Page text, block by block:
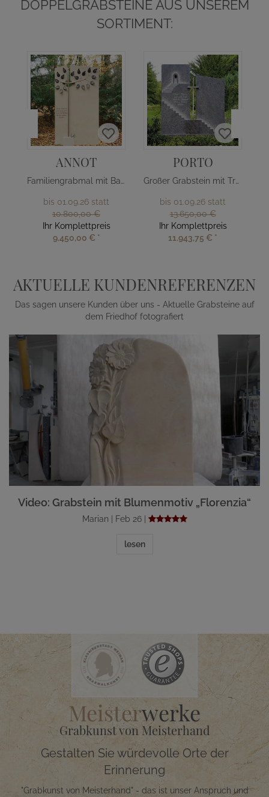
DOPPELGRABSTEINE AUS UNSEREM
SORTIMENT:
ANNOT
Familiengrabmal mit Baum Design
bis 01.09.26 statt
10.800,00 €
Ihr Komplettpreis
9.450,00 € *
PORTO
Großer Grabstein mit Treppe & Kreuz
bis 01.09.26 statt
13.650,00 €
Ihr Komplettpreis
11.943,75 € *
AKTUELLE KUNDENREFERENZEN
Das sagen unsere Kunden über uns - Aktuelle Grabsteine auf
dem Friedhof fotografiert
Video: Grabstein mit Blumenmotiv „Florenzia“
Marian | Feb 26 |
lesen
Meisterwerke
Grabkunst von Meisterhand
Gestalten Sie würdevolle Orte der
Erinnerung
"Grabkunst von Meisterhand" - das ist unser Anspruch und